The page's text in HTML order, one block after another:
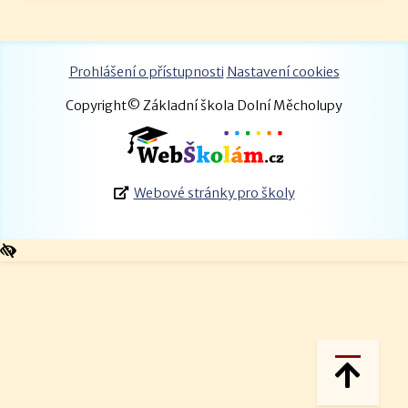
Prohlášení o přístupnosti Nastavení cookies
Copyright© Základní škola Dolní Měcholupy
Webové stránky pro školy